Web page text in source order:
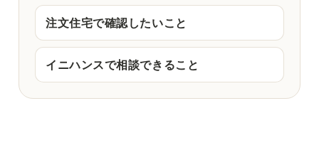
注文住宅で確認したいこと
イニハンスで相談できること